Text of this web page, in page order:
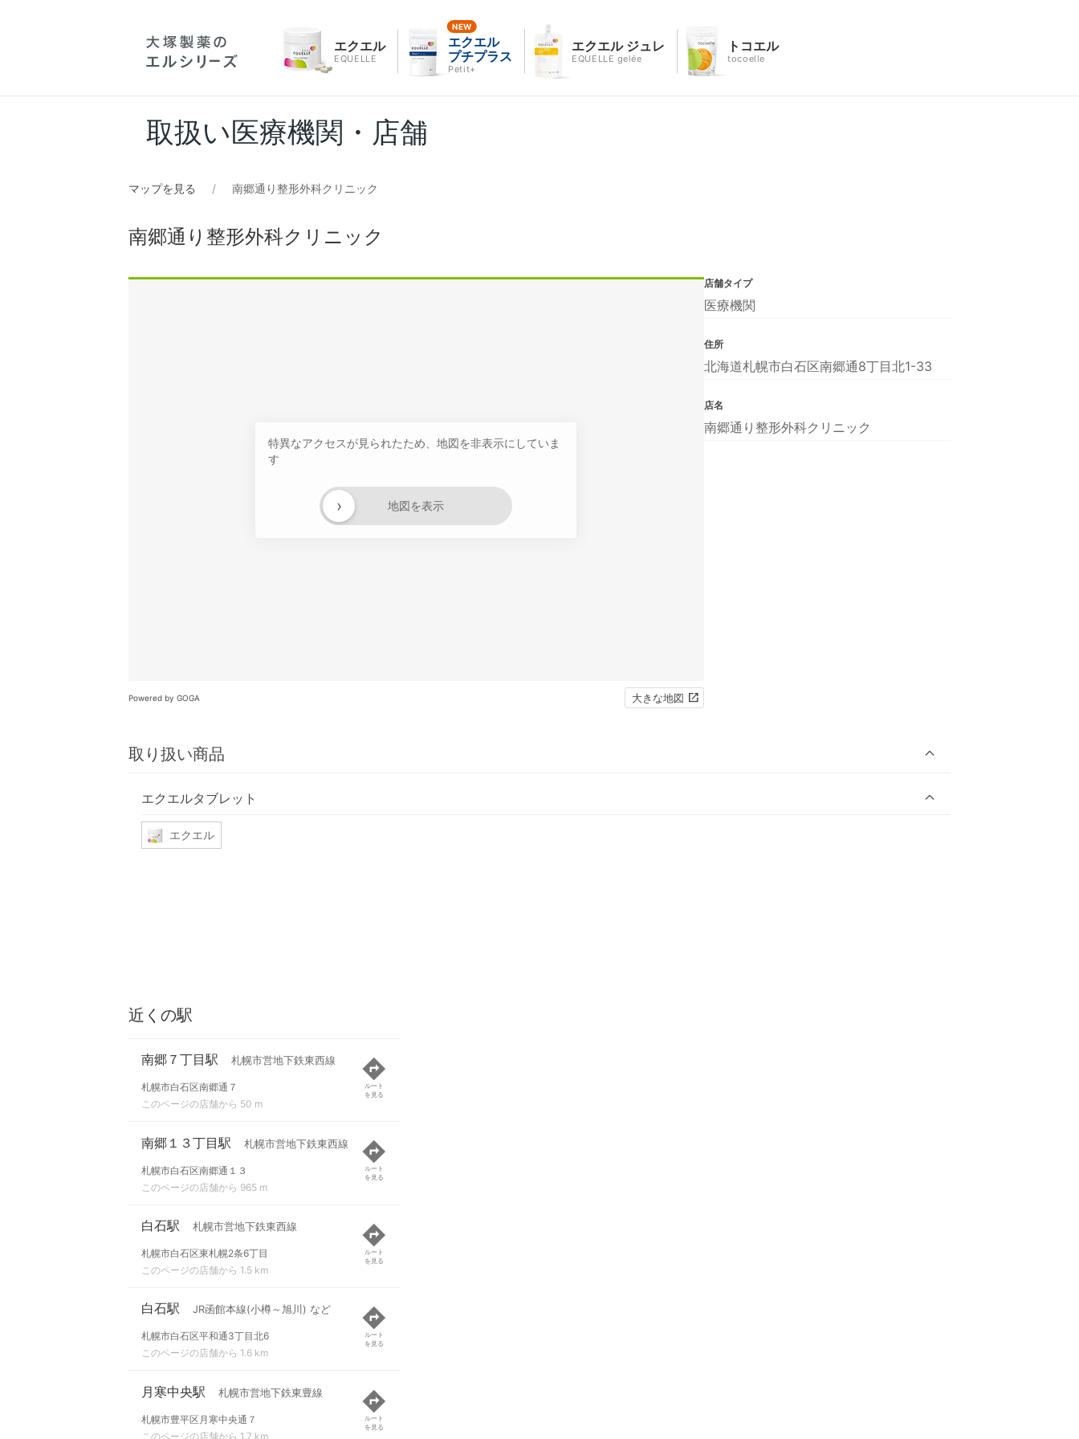
エクエル
EQUELLE
エクエル
プチプラス
Petit+
エクエル ジュレ
EQUELLE gelée
トコエル
tocoelle
取扱い医療機関・店舗
マップを見る 南郷通り整形外科クリニック
南郷通り整形外科クリニック
特異なアクセスが見られたため、地図を非表示にしていま
す
地図を表示
›
Powered by GOGA 大きな地図
取り扱い商品
エクエルタブレット
エクエル
店舗タイプ
医療機関
住所
北海道札幌市白石区南郷通8丁目北1-33
店名
南郷通り整形外科クリニック
近くの駅
南郷７丁目駅 札幌市営地下鉄東西線
札幌市白石区南郷通７
このページの店舗から 50 m
ルート
を見る
南郷１３丁目駅 札幌市営地下鉄東西線
札幌市白石区南郷通１３
このページの店舗から 965 m
ルート
を見る
白石駅 札幌市営地下鉄東西線
札幌市白石区東札幌2条6丁目
このページの店舗から 1.5 km
ルート
を見る
白石駅 JR函館本線(小樽～旭川) など
札幌市白石区平和通3丁目北6
このページの店舗から 1.6 km
ルート
を見る
月寒中央駅 札幌市営地下鉄東豊線
札幌市豊平区月寒中央通７
このページの店舗から 1.7 km
ルート
を見る